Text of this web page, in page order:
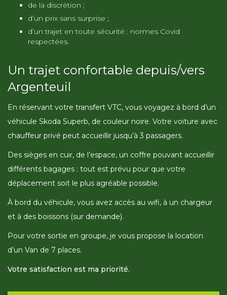
de la discrétion ;
d’un prix sans surprise ;
d’un trajet en toute sécurité : normes Covid
respectées.
Un trajet confortable depuis/vers
Argenteuil
En réservant votre transfert VTC, vous voyagez à bord d’un
véhicule Skoda Superb, de couleur noire. Votre voiture avec
chauffeur privé peut accueillir jusqu’à 3 passagers.
Des sièges en cuir, de l’espace, un coffre pouvant accueillir
différents bagages : tout est prévu pour que votre
déplacement soit le plus agréable possible.
À bord du véhicule, vous avez accès au wifi, à un chargeur
et à des boissons (sur demande).
Pour votre sortie en groupe, je vous propose la location
d’un Van de 7 places.
Votre satisfaction est ma priorité.